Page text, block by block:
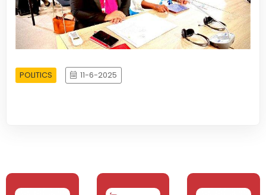
POLITICS 11-6-2025